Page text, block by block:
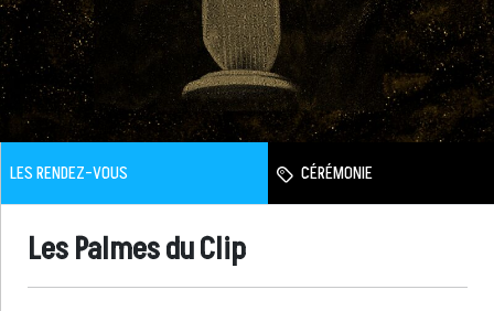
LES RENDEZ-VOUS CÉRÉMONIE
Les Palmes du Clip